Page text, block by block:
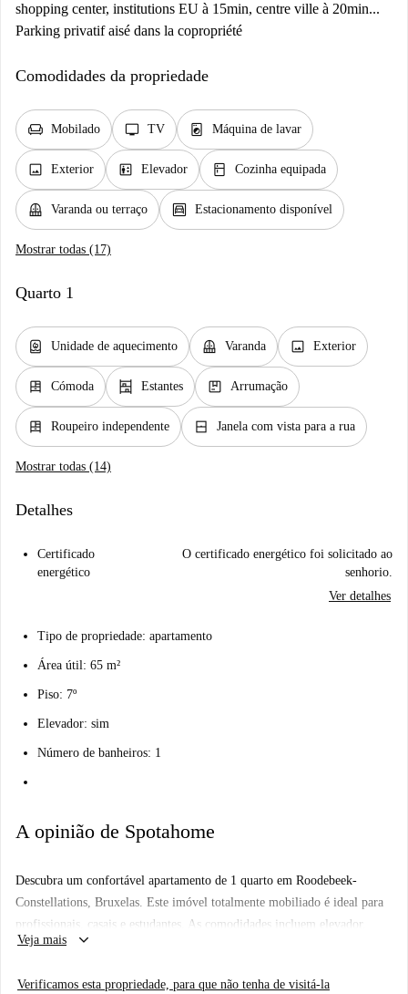
shopping center, institutions EU à 15min, centre ville à 20min...
Parking privatif aisé dans la copropriété
Comodidades da propriedade
chair Mobilado tv TV local_laundry_service Máquina de lavar
image Exterior elevator Elevador kitchen Cozinha equipada
balcony Varanda ou terraço garage Estacionamento disponível
Mostrar todas (17)
Quarto 1
water_heater Unidade de aquecimento balcony Varanda image Exterior
dresser Cómoda shelves Estantes package Arrumação
dresser Roupeiro independente window_closed Janela com vista para a rua
Mostrar todas (14)
Detalhes
Certificado
energético
O certificado energético foi solicitado ao
senhorio.
Ver detalhes
Tipo de propriedade: apartamento
Área útil: 65 m²
Piso: 7º
Elevador: sim
Número de banheiros: 1
A opinião de Spotahome
Descubra um confortável apartamento de 1 quarto em Roodebeek-
Constellations, Bruxelas. Este imóvel totalmente mobiliado é ideal para
profissionais, casais e estudantes. As comodidades incluem elevador,
máquina de lavar roupa privativa, TV, sistema de aquecimento central e
terraço para seu relaxamento. Todas as contas estão incluídas, tornando a
Veja mais keyboard_arrow_down
Verificamos esta propriedade, para que não tenha de visitá-la